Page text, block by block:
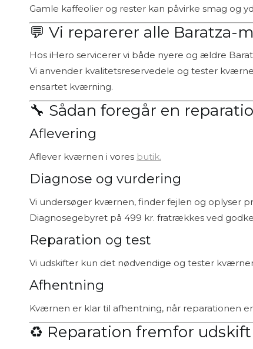
Gamle kaffeolier og rester kan påvirke smag og
💬 Vi reparerer alle Baratza-
Hos iHero servicerer vi både nyere og ældre
Vi anvender kvalitetsreservedele og tester
ensartet kværning.
🔧 Sådan foregår en
Aflevering
Aflever kværnen i vores butik.
Diagnose og vurdering
Vi undersøger kværnen, finder fejlen og oplyser
Diagnosegebyret på 499 kr. fratrækkes ved
Reparation og test
Vi udskifter kun det nødvendige og tester
Afhentning
Kværnen er klar til afhentning, når reparationen
♻️ Reparation fremfor